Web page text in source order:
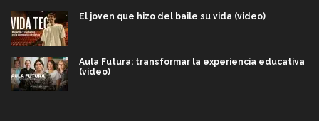
El joven que hizo del baile su vida (video)
Aula Futura: transformar la experiencia educativa
(video)